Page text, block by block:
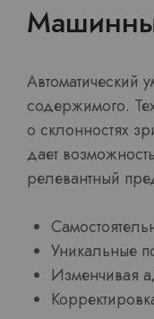
Автоматический
содержимого.
о склонностях
дает
релевантный
Уникальные
Изменчивая